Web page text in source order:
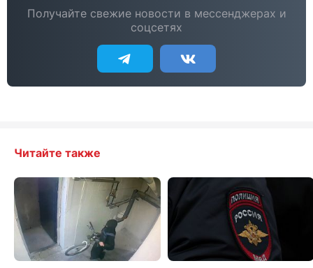
Получайте свежие новости в мессенджерах и
соцсетях
Читайте также